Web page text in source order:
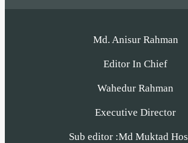
Md. Anisur Rahman
Editor In Chief
Wahedur Rahman
Executive Director
Sub editor :Md Muktad